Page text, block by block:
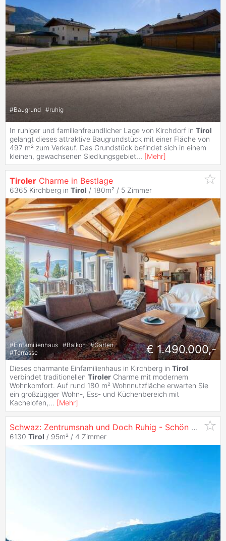
#Baugrund #ruhig
In ruhiger und familienfreundlicher Lage von Kirchdorf in Tirol
gelangt dieses attraktive Baugrundstück mit einer Fläche von
497 m² zum Verkauf. Das Grundstück befindet sich in einem
kleinen, gewachsenen Siedlungsgebiet... [Mehr]
Tiroler Charme in Bestlage
6365 Kirchberg in Tirol / 180m² / 5 Zimmer
#Einfamilienhaus #Balkon #Garten
#Terrasse € 1.490.000,-
Dieses charmante Einfamilienhaus in Kirchberg in Tirol
verbindet traditionellen Tiroler Charme mit modernem
Wohnkomfort. Auf rund 180 m² Wohnnutzfläche erwarten Sie
ein großzügiger Wohn-, Ess- und Küchenbereich mit
Kachelofen,... [Mehr]
Schwaz: Zentrumsnah und Doch Ruhig - Schön Sanierte Wohnung in Einmaliger Lage zu Verkaufen
6130 Tirol / 95m² / 4 Zimmer